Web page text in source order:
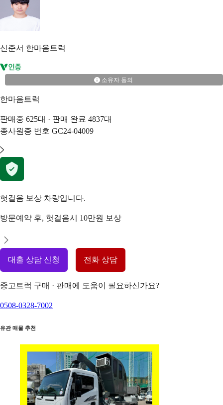
신준서 한마음트럭
소유자 동의
한마음트럭
판매중 625대 · 판매 완료 4837대
종사원증 번호 GC24-04009
헛걸음 보상 차량입니다.
방문예약 후, 헛걸음시 10만원 보상
대출 상담 신청 전화 상담
중고트럭 구매 · 판매에 도움이 필요하신가요?
0508-0328-7002
유관 매물 추천